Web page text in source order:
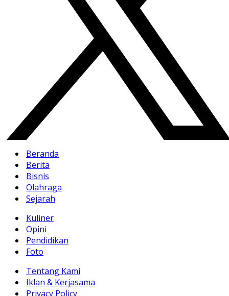
Beranda
Berita
Bisnis
Olahraga
Sejarah
Kuliner
Opini
Pendidikan
Foto
Tentang Kami
Iklan & Kerjasama
Privacy Policy